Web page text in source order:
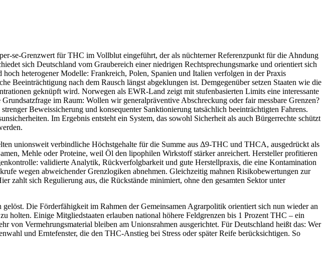
für THC im Vollblut eingeführt, der als nüchterner Referenzpunkt für die Ahndung
sich Deutschland vom Graubereich einer niedrigen Rechtsprechungsmarke und orientiert sich
heterogener Modelle: Frankreich, Polen, Spanien und Italien verfolgen in der Praxis
Beeinträchtigung nach dem Rausch längst abgeklungen ist. Demgegenüber setzen Staaten wie die
geknüpft wird. Norwegen als EWR‑Land zeigt mit stufenbasierten Limits eine interessante
im Raum: Wollen wir generalpräventive Abschreckung oder fair messbare Grenzen?
Beweissicherung und konsequenter Sanktionierung tatsächlich beeinträchtigten Fahrens.
Im Ergebnis entsteht ein System, das sowohl Sicherheit als auch Bürgerrechte schützt
unionsweit verbindliche Höchstgehalte für die Summe aus Δ9‑THC und THCA, ausgedrückt als
Mehle oder Proteine, weil Öl den lipophilen Wirkstoff stärker anreichert. Hersteller profitieren
validierte Analytik, Rückverfolgbarkeit und gute Herstellpraxis, die eine Kontamination
wegen abweichender Grenzlogiken abnehmen. Gleichzeitig mahnen Risikobewertungen zur
zahlt sich Regulierung aus, die Rückstände minimiert, ohne den gesamten Sektor unter
Die Förderfähigkeit im Rahmen der Gemeinsamen Agrarpolitik orientiert sich nun wieder an
holten. Einige Mitgliedstaaten erlauben national höhere Feldgrenzen bis 1 Prozent THC – ein
von Vermehrungsmaterial bleiben am Unionsrahmen ausgerichtet. Für Deutschland heißt das: Wer
und Erntefenster, die den THC‑Anstieg bei Stress oder später Reife berücksichtigen. So